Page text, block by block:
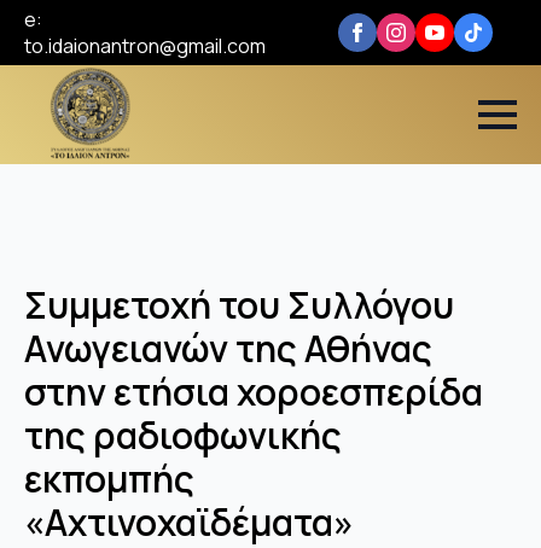
e:
to.idaionantron@gmail.com
Συμμετοχή του Συλλόγου
Ανωγειανών της Αθήνας
στην ετήσια χοροεσπερίδα
της ραδιοφωνικής
εκπομπής
«Αχτινοχαϊδέματα»